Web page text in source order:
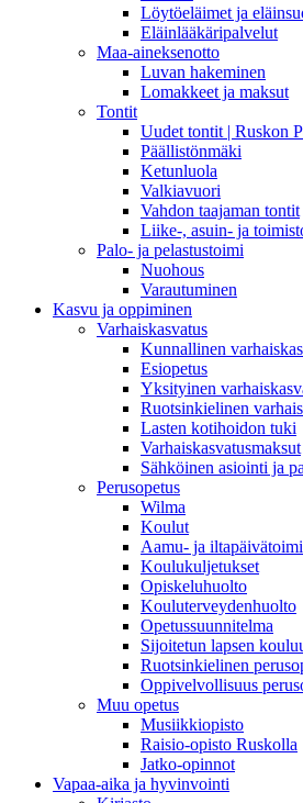
Löytöeläimet ja
Eläinlääkäripalvelut
Maa-aineksenotto
Luvan hakeminen
Lomakkeet ja maksut
Tontit
Uudet tontit | Ruskon
Päällistönmäki
Ketunluola
Valkiavuori
Vahdon taajaman tontit
Liike-, asuin- ja
Palo- ja pelastustoimi
Nuohous
Varautuminen
Kasvu ja oppiminen
Varhaiskasvatus
Kunnallinen
Esiopetus
Yksityinen
Ruotsinkielinen
Lasten kotihoidon tuki
Varhaiskasvatusmaksut
Sähköinen asiointi ja
Perusopetus
Wilma
Koulut
Aamu- ja
Koulukuljetukset
Opiskeluhuolto
Kouluterveydenhuolto
Opetussuunnitelma
Sijoitetun lapsen
Ruotsinkielinen
Oppivelvollisuus
Muu opetus
Musiikkiopisto
Raisio-opisto Ruskolla
Jatko-opinnot
Vapaa-aika ja hyvinvointi